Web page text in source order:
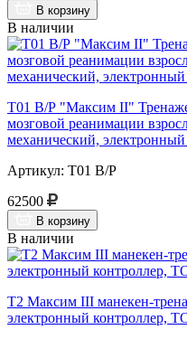
В корзину
В наличии
Т01 В/Р "Максим II"
мозговой реанимации
механический, электронный
Артикул: Т01 В/Р
62500
В корзину
В наличии
Т2 Максим III манекен-
электронный контроллер,